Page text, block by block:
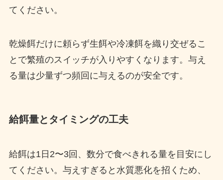
てください。
乾燥餌だけに頼らず生餌や冷凍餌を織り交ぜるこ
とで繁殖のスイッチが入りやすくなります。与え
る量は少量ずつ頻回に与えるのが安全です。
給餌量とタイミングの工夫
給餌は1日2〜3回、数分で食べきれる量を目安にし
てください。与えすぎると水質悪化を招くため、